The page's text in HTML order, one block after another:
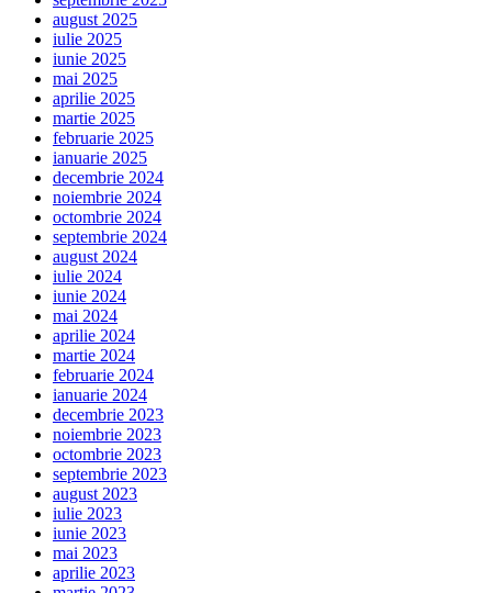
august 2025
iulie 2025
iunie 2025
mai 2025
aprilie 2025
martie 2025
februarie 2025
ianuarie 2025
decembrie 2024
noiembrie 2024
octombrie 2024
septembrie 2024
august 2024
iulie 2024
iunie 2024
mai 2024
aprilie 2024
martie 2024
februarie 2024
ianuarie 2024
decembrie 2023
noiembrie 2023
octombrie 2023
septembrie 2023
august 2023
iulie 2023
iunie 2023
mai 2023
aprilie 2023